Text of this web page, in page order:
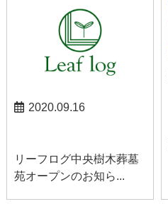
2020.09.16
リーフログ中央樹木葬墓
苑オープンのお知ら...